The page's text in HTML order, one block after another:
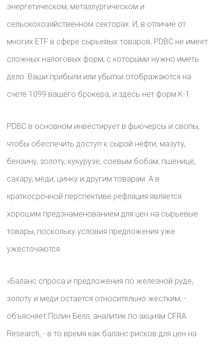
энергетическом, металлургическом и
сельскохозяйственном секторах. И, в отличие от
многих ETF в сфере сырьевых товаров, PDBC не имеет
сложных налоговых форм, с которыми нужно иметь
дело. Ваши прибыли или убытки отображаются на
счете 1099 вашего брокера, и здесь нет форм K-1.
PDBC в основном инвестирует в фьючерсы и свопы,
чтобы обеспечить доступ к сырой нефти, мазуту,
бензину, золоту, кукурузе, соевым бобам, пшенице,
сахару, меди, цинку и другим товарам. А в
краткосрочной перспективе рефляция является
хорошим предзнаменованием для цен на сырьевые
товары, поскольку условия предложения уже
ужесточаются.
«Баланс спроса и предложения по железной руде,
золоту и меди остается относительно жестким, -
объясняет Полин Белл, аналитик по акциям CFRA
Research, - в то время как баланс рисков для цен на